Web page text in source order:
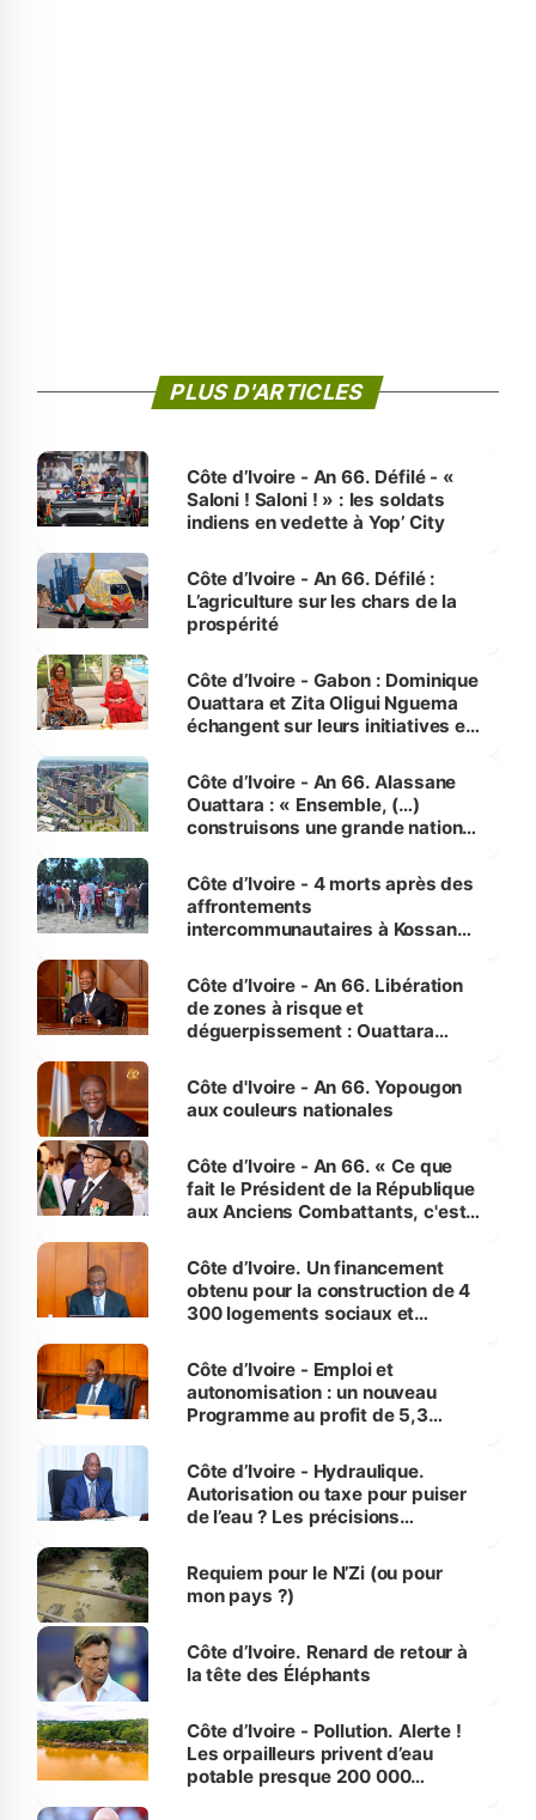
PLUS D'ARTICLES
Côte d’Ivoire - An 66. Défilé - «
Saloni ! Saloni ! » : les soldats
indiens en vedette à Yop’ City
Côte d’Ivoire - An 66. Défilé :
L’agriculture sur les chars de la
prospérité
Côte d’Ivoire - Gabon : Dominique
Ouattara et Zita Oligui Nguema
échangent sur leurs initiatives en
enfants
Côte d’Ivoire - An 66. Alassane
Ouattara : « Ensemble, (…)
construisons une grande nation
générations futures »
Côte d’Ivoire - 4 morts après des
affrontements
intercommunautaires à Kossandji
milieu des sinistrés
Côte d’Ivoire - An 66. Libération
de zones à risque et
déguerpissement : Ouattara
l'Etat de droit pour préserver les
vies humaines »
Côte d'Ivoire - An 66. Yopougon
aux couleurs nationales
Côte d’Ivoire - An 66. « Ce que
fait le Président de la République
aux Anciens Combattants, c'est
Côte d’Ivoire. Un financement
obtenu pour la construction de 4
300 logements sociaux et
et Yamoussoukro
Côte d’Ivoire - Emploi et
autonomisation : un nouveau
Programme au profit de 5,3
Côte d’Ivoire - Hydraulique.
Autorisation ou taxe pour puiser
de l’eau ? Les précisions
Requiem pour le N’Zi (ou pour
mon pays ?)
Côte d’Ivoire. Renard de retour à
la tête des Éléphants
Côte d’Ivoire - Pollution. Alerte !
Les orpailleurs privent d’eau
potable presque 200 000